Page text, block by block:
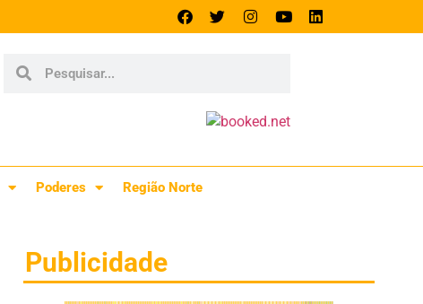
Poderes Região Norte
Publicidade